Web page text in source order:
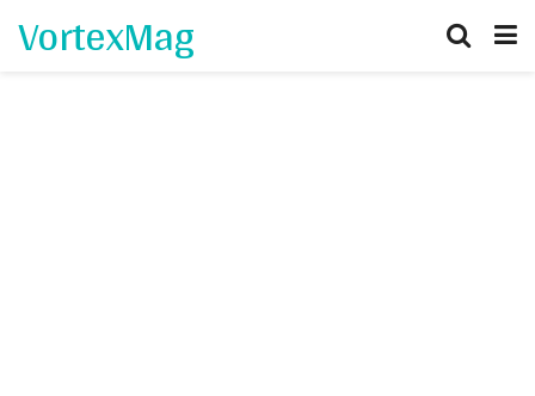
VortexMag